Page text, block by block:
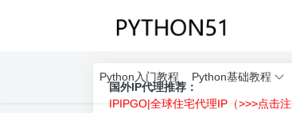
Python入门教程 Python基础教程
国外IP代理推荐：
IPIPGO|全球住宅代理IP（>>>点击注